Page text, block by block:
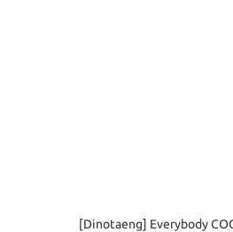
[Dinotaeng] Everybody